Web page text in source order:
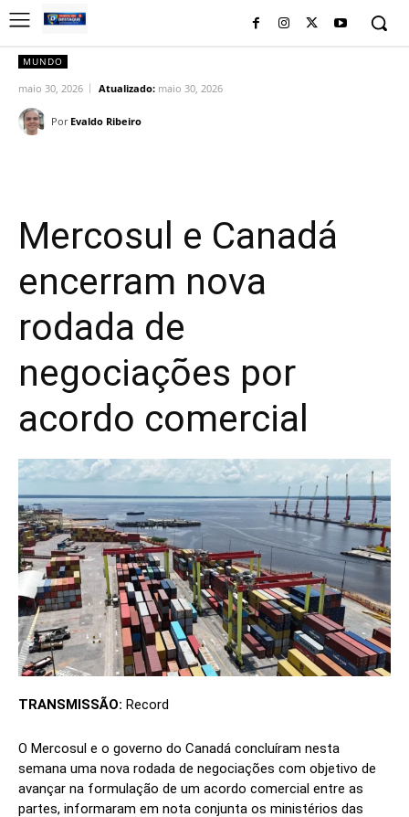
MUNDO
maio 30, 2026 Atualizado: maio 30, 2026
Por Evaldo Ribeiro
Mercosul e Canadá
encerram nova
rodada de
negociações por
acordo comercial
TRANSMISSÃO: Record
O Mercosul e o governo do Canadá concluíram nesta
semana uma nova rodada de negociações com objetivo de
avançar na formulação de um acordo comercial entre as
partes, informaram em nota conjunta os ministérios das